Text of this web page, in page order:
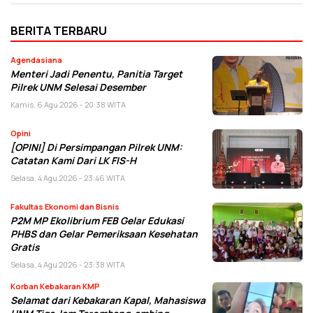
BERITA TERBARU
Agendasiana
Menteri Jadi Penentu, Panitia Target
Pilrek UNM Selesai Desember
Kamis, 6 Agu 2026 - 20:38 WITA
Opini
[OPINI] Di Persimpangan Pilrek UNM:
Catatan Kami Dari LK FIS-H
Selasa, 4 Agu 2026 - 23:46 WITA
Fakultas Ekonomi dan Bisnis
P2M MP Ekolibrium FEB Gelar Edukasi
PHBS dan Gelar Pemeriksaan Kesehatan
Gratis
Selasa, 4 Agu 2026 - 23:38 WITA
Korban Kebakaran KMP
Selamat dari Kebakaran Kapal, Mahasiswa